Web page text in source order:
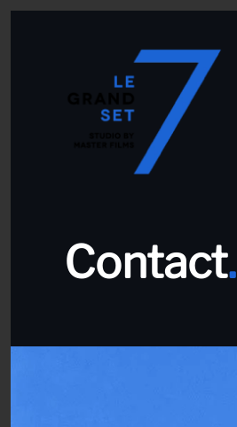
Accéder au contenu principal
Contact.